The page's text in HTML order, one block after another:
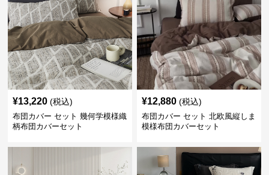
¥13,220 (税込)
布団カバー セット 幾何学模様織
柄布団カバーセット
¥12,880 (税込)
布団カバー セット 北欧風縦しま
模様布団カバーセット